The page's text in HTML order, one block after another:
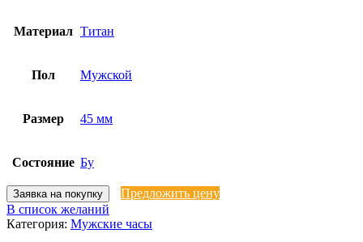
Материал Титан
Пол Мужской
Размер 45 мм
Состояние Бу
Заявка на покупку
Предложить цену
В список желаний
Категория: Мужские часы